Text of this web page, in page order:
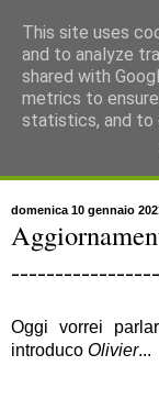
domenica 10 gennaio
Oggi vorrei
introduco Olivier...
This site uses
and to analyze
shared with
metrics to
statistics, and to